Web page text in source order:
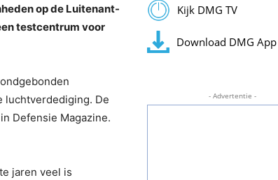
op de Luitenant-
testcentrum voor
luchtverdediging. De
Defensie Magazine.
jaren veel is
Kijk DMG TV
Download DMG App
- Advertentie -